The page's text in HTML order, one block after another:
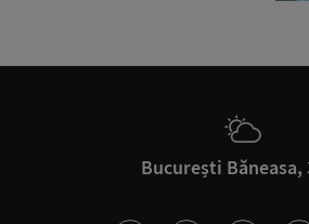
București Băneasa,